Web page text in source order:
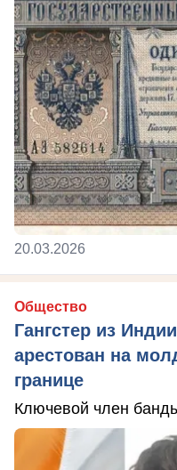
20.03.2026
Общество
Гангстер из
арестован на
границе
Ключевой член